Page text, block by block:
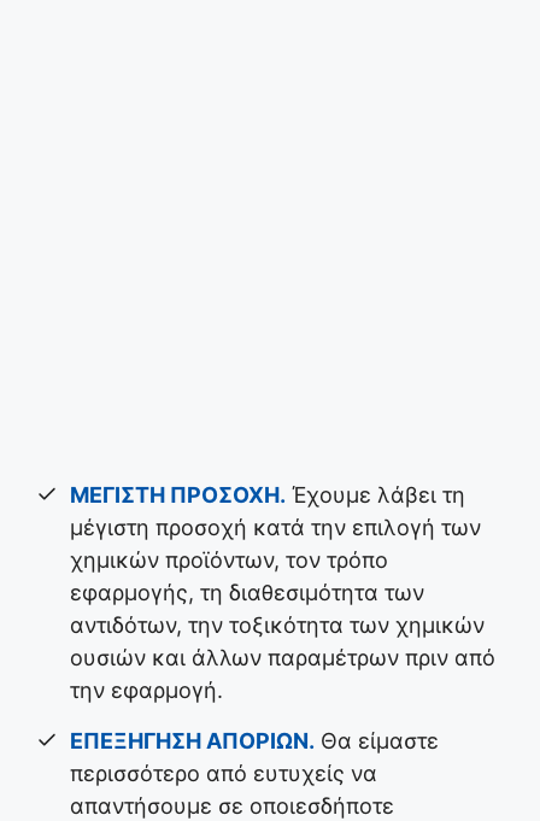
ΜΕΓΙΣΤΗ ΠΡΟΣΟΧΗ. Έχουμε λάβει τη
μέγιστη προσοχή κατά την επιλογή των
χημικών προϊόντων, τον τρόπο
εφαρμογής, τη διαθεσιμότητα των
αντιδότων, την τοξικότητα των χημικών
ουσιών και άλλων παραμέτρων πριν από
την εφαρμογή.
ΕΠΕΞΗΓΗΣΗ ΑΠΟΡΙΩΝ. Θα είμαστε
περισσότερο από ευτυχείς να
απαντήσουμε σε οποιεσδήποτε